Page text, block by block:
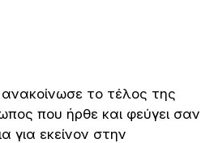
το τέλος της
που ήρθε και φεύγει σαν
για εκείνον στην